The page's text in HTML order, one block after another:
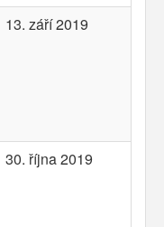
13. září 2019
30. října 2019